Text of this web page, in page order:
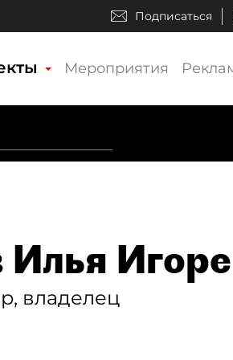
Подписаться
Мероприятия
Илья
владелец